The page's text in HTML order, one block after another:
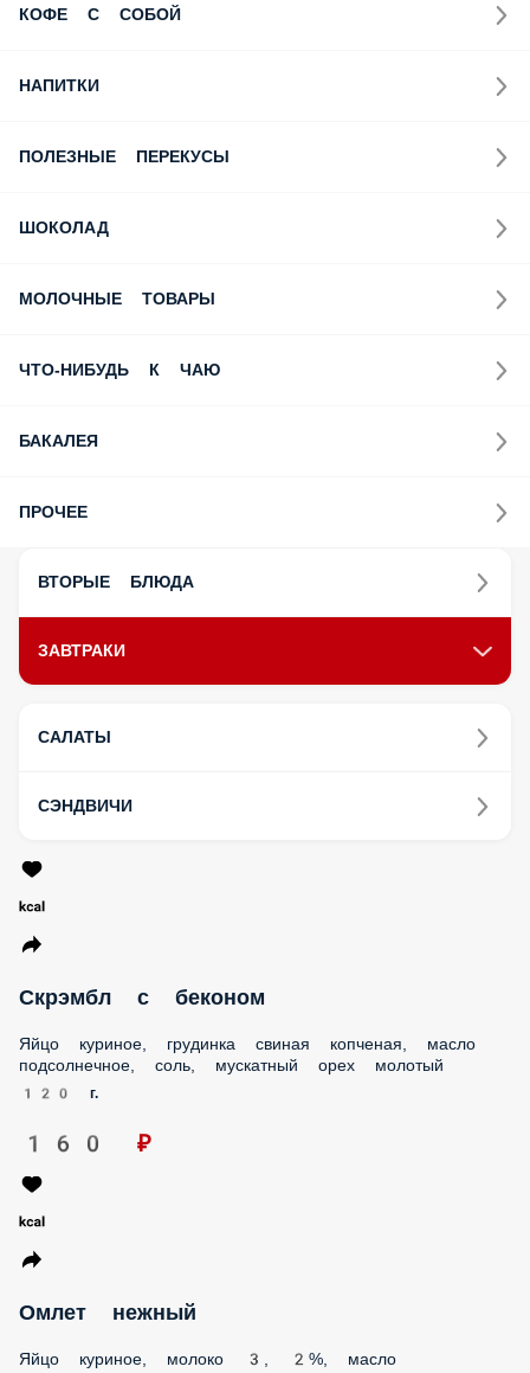
КОФЕ С СОБОЙ
НАПИТКИ
ПОЛЕЗНЫЕ ПЕРЕКУСЫ
ШОКОЛАД
МОЛОЧНЫЕ ТОВАРЫ
ЧТО-НИБУДЬ К ЧАЮ
БАКАЛЕЯ
ПРОЧЕЕ
ВТОРЫЕ БЛЮДА
ЗАВТРАКИ
САЛАТЫ
СЭНДВИЧИ
Скрэмбл с беконом
Яйцо куриное, грудинка свиная копченая, масло
подсолнечное, соль, мускатный орех молотый
120 г.
160 ₽
Омлет нежный
Яйцо куриное, молоко 3, 2%, масло подсолнечное, соль